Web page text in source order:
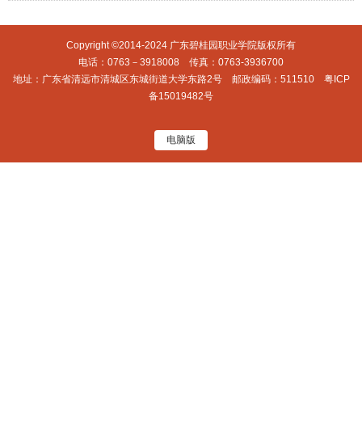
Copyright ©2014-2024 广东碧桂园职业学院版权所有
电话：0763－3918008 传真：0763-3936700
地址：广东省清远市清城区东城街道大学东路2号 邮政编码：511510 粤ICP
备15019482号
电脑版